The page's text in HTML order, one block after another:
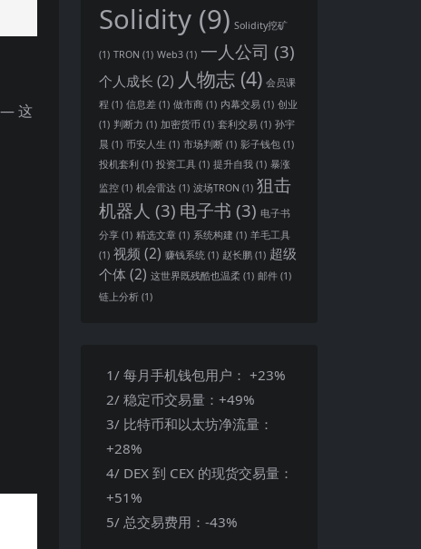
— 这
Solidity (9) Solidity挖矿
(1) TRON (1) Web3 (1) 一人公司 (3)
个人成长 (2) 人物志 (4) 会员课
程 (1) 信息差 (1) 做市商 (1) 内幕交易 (1) 创业
(1) 判断力 (1) 加密货币 (1) 套利交易 (1) 孙宇
晨 (1) 币安人生 (1) 市场判断 (1) 影子钱包 (1)
投机套利 (1) 投资工具 (1) 提升自我 (1) 暴涨
监控 (1) 机会雷达 (1) 波场TRON (1) 狙击
机器人 (3) 电子书 (3) 电子书
分享 (1) 精选文章 (1) 系统构建 (1) 羊毛工具
(1) 视频 (2) 赚钱系统 (1) 赵长鹏 (1) 超级
个体(2) 这世界既残酷也温柔 (1) 邮件 (1)
链上分析 (1)
1/ 每月手机钱包用户： +23%
2/ 稳定币交易量：+49%
3/ 比特币和以太坊净流量：
+28%
4/ DEX 到 CEX 的现货交易量：
+51%
5/ 总交易费用：-43%